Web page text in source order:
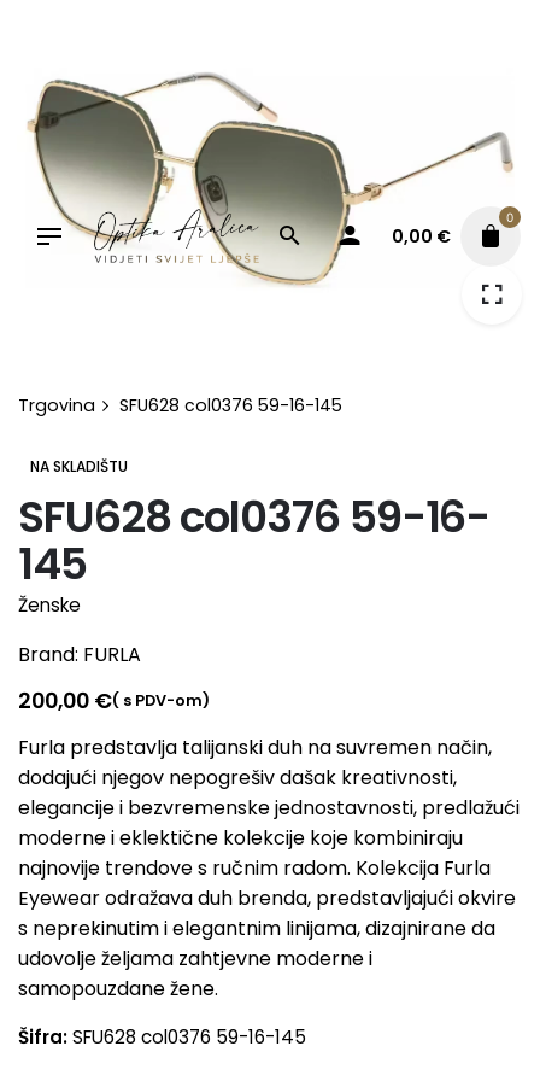
content
0,00 €
0
Trgovina SFU628 col0376 59-16-145
NA SKLADIŠTU
SFU628 col0376 59-16-
145
Ženske
Brand: FURLA
200,00 €( s PDV-om)
Furla predstavlja talijanski duh na suvremen način,
dodajući njegov nepogrešiv dašak kreativnosti,
elegancije i bezvremenske jednostavnosti, predlažući
moderne i eklektične kolekcije koje kombiniraju
najnovije trendove s ručnim radom. Kolekcija Furla
Eyewear odražava duh brenda, predstavljajući okvire
s neprekinutim i elegantnim linijama, dizajnirane da
udovolje željama zahtjevne moderne i
samopouzdane žene.
Šifra:SFU628 col0376 59-16-145